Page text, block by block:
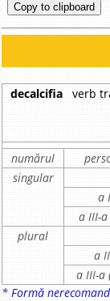
Copy to clipboard
decalcifia verb
numărul
singular
a
a III-a
plural
a
a III-a
* Formă